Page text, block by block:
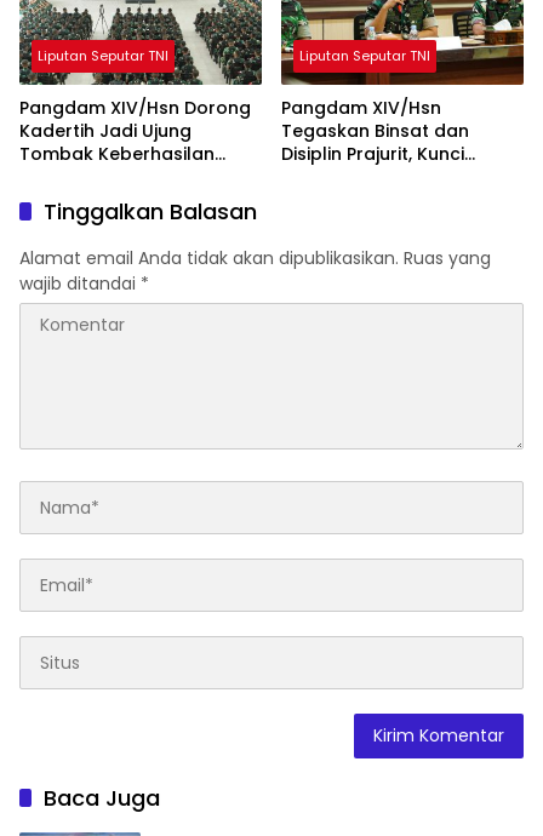
Liputan Seputar TNI
Pangdam XIV/Hsn Dorong
Kadertih Jadi Ujung
Tombak Keberhasilan
XIV/Hsn
Liputan Seputar TNI
Pangdam XIV/Hsn
Tegaskan Binsat dan
Disiplin Prajurit, Kunci
Tinggalkan Balasan
Alamat email Anda tidak akan dipublikasikan. Ruas yang
wajib ditandai *
Baca Juga